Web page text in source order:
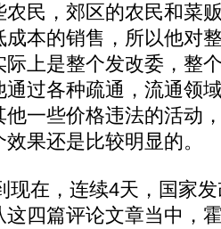
民，郊区的农民和菜
本的销售，所以他对
上是整个发改委，整
过各种疏通，流通领
一些价格违法的活动
果还是比较明显的。
在，连续4天，国家
四篇评论文章当中，